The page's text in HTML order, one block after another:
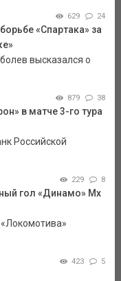
629 24
«Спартака» за
высказался о
879 38
в матче 3-го тура
Российской
229 8
гол «Динамо» Мх
423 5